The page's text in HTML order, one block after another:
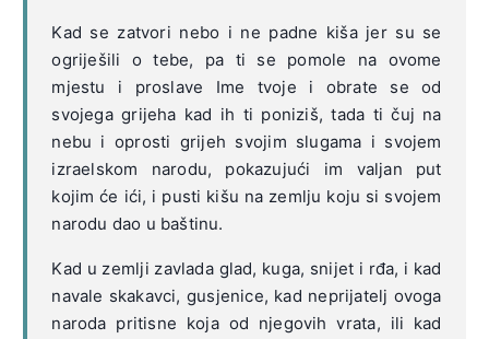
Kad se zatvori nebo i ne padne kiša jer su se
ogriješili o tebe, pa ti se pomole na ovome
mjestu i proslave Ime tvoje i obrate se od
svojega grijeha kad ih ti poniziš, tada ti čuj na
nebu i oprosti grijeh svojim slugama i svojem
izraelskom narodu, pokazujući im valjan put
kojim će ići, i pusti kišu na zemlju koju si svojem
narodu dao u baštinu.
Kad u zemlji zavlada glad, kuga, snijet i rđa, i kad
navale skakavci, gusjenice, kad neprijatelj ovoga
naroda pritisne koja od njegovih vrata, ili kad